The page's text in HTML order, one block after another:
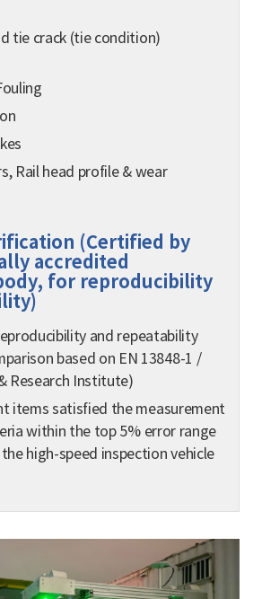
tie crack (tie condition)
Rail head profile & wear
(Certified by
accredited
for reproducibility
and repeatability
based on EN 13848-1 /
Research Institute)
items satisfied the measurement
within the top 5% error range
high-speed inspection vehicle